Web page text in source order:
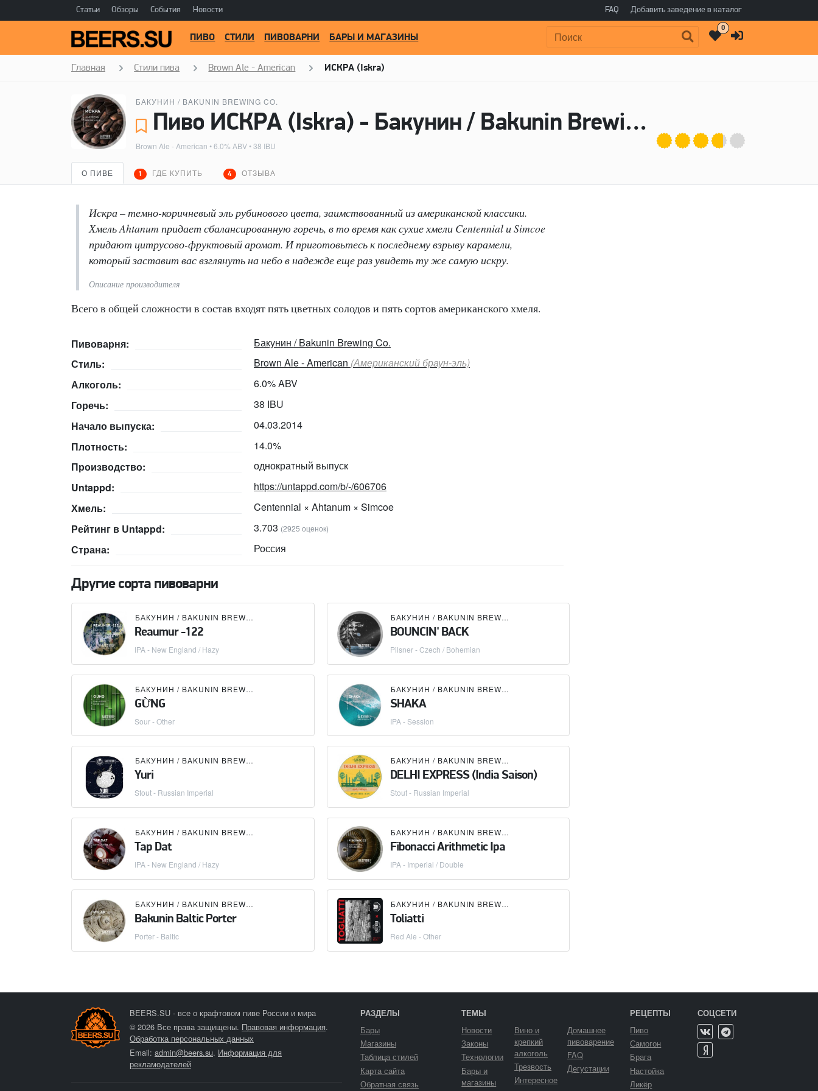
Статьи Обзоры События Новости FAQ Добавить заведение в каталог
Поиск:
ПИВО СТИЛИ ПИВОВАРНИ БАРЫ И МАГАЗИНЫ
0
Главная Стили пива Brown Ale - American ИСКРА (Iskra)
БАКУНИН / BAKUNIN BREWING CO.
Пиво ИСКРА (Iskra) - Бакунин / Bakunin Brewing Co.
Brown Ale - American • 6.0% ABV • 38 IBU
О ПИВЕ 1 ГДЕ КУПИТЬ 4 ОТЗЫВА
Искра – темно-коричневый эль рубинового цвета, заимствованный из американской классики.
Хмель Ahtanum придает сбалансированную горечь, в то время как сухие хмели Centennial и Simcoe
придают цитрусово-фруктовый аромат. И приготовьтесь к последнему взрыву карамели,
который заставит вас взглянуть на небо в надежде еще раз увидеть ту же самую искру.
Описание производителя
Всего в общей сложности в состав входят пять цветных солодов и пять сортов американского хмеля.
Пивоварня:
Бакунин / Bakunin Brewing Co.
Стиль:
Brown Ale - American (Американский браун-эль)
Алкоголь:
6.0% ABV
Горечь:
38 IBU
Начало выпуска:
04.03.2014
Плотность:
14.0%
Производство:
однократный выпуск
Untappd:
https://untappd.com/b/-/606706
Хмель:
Centennial × Ahtanum × Simcoe
Рейтинг в Untappd:
3.703 (2925 оценок)
Страна: Россия
Другие сорта пивоварни
БАКУНИН / BAKUNIN BREWING CO.
Reaumur -122
IPA - New England / Hazy
БАКУНИН / BAKUNIN BREWING CO.
BOUNCIN' BACK
Pilsner - Czech / Bohemian
БАКУНИН / BAKUNIN BREWING CO.
GỪNG
Sour - Other
БАКУНИН / BAKUNIN BREWING CO.
SHAKA
IPA - Session
БАКУНИН / BAKUNIN BREWING CO. O'CLOCK BREWING
Yuri
Stout - Russian Imperial
БАКУНИН / BAKUNIN BREWING CO.
DELHI EXPRESS (India Saison)
Stout - Russian Imperial
БАКУНИН / BAKUNIN BREWING CO.
Tap Dat
IPA - New England / Hazy
БАКУНИН / BAKUNIN BREWING CO.
Fibonacci Arithmetic Ipa
IPA - Imperial / Double
БАКУНИН / BAKUNIN BREWING CO.
Bakunin Baltic Porter
Porter - Baltic
БАКУНИН / BAKUNIN BREWING CO.
Toliatti
Red Ale - Other
BEERS.SU - все о крафтовом пиве России и мира
© 2026 Все права защищены. Правовая информация.
Обработка персональных данных
Email: admin@beers.su. Информация для
рекламодателей
РАЗДЕЛЫ
Бары
Магазины
Таблица стилей
Карта сайта
Обратная связь
ТЕМЫ
Новости
Законы
Технологии
Бары и
магазины
Вино и
крепкий
алкоголь
Трезвость
Интересное
Домашнее
пивоварение
FAQ
Дегустации
РЕЦЕПТЫ
Пиво
Самогон
Брага
Настойка
Ликёр
СОЦСЕТИ